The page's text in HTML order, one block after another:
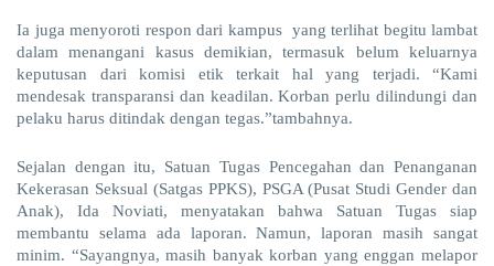
Ia juga menyoroti respon dari kampus yang terlihat begitu lambat
dalam menangani kasus demikian, termasuk belum keluarnya
keputusan dari komisi etik terkait hal yang terjadi. “Kami
mendesak transparansi dan keadilan. Korban perlu dilindungi dan
pelaku harus ditindak dengan tegas.”tambahnya.
Sejalan dengan itu, Satuan Tugas Pencegahan dan Penanganan
Kekerasan Seksual (Satgas PPKS), PSGA (Pusat Studi Gender dan
Anak), Ida Noviati, menyatakan bahwa Satuan Tugas siap
membantu selama ada laporan. Namun, laporan masih sangat
minim. “Sayangnya, masih banyak korban yang enggan melapor